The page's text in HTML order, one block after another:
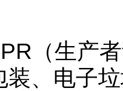
（生产
装、电子